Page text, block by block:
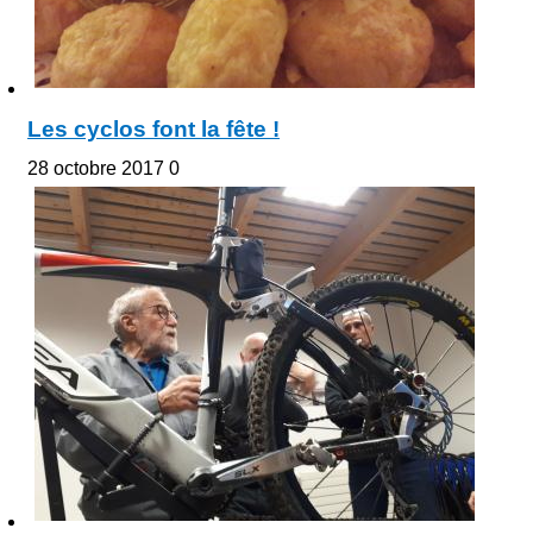
Les cyclos font la fête !
28 octobre 2017 0